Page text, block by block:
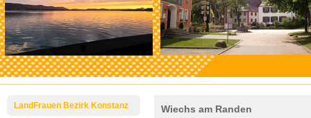
LandFrauen Bezirk Konstanz Wiechs am Randen